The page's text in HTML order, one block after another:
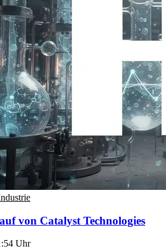
von Catalyst Technologies
Uhr